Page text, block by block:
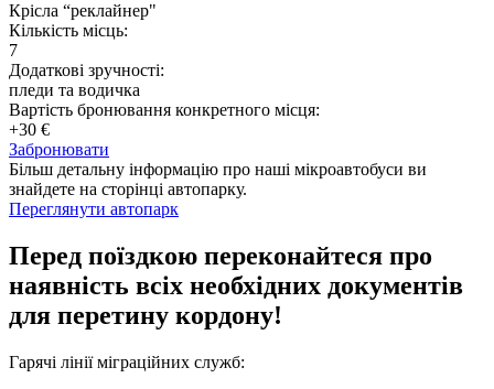
Крісла “реклайнер"
Кількість місць:
7
Додаткові зручності:
пледи та водичка
Вартість бронювання конкретного місця:
+30 €
Забронювати
Більш детальну інформацію про наші мікроавтобуси ви
знайдете на сторінці автопарку.
Переглянути автопарк
Перед поїздкою переконайтеся про
наявність всіх необхідних документів
для перетину кордону!
Гарячі лінії міграційних служб: